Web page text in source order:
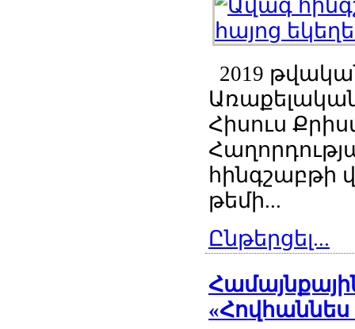
2019
Հիսուս
հինգշաբթի
թեմի...
Ընթերցել...
«Հովհաննես